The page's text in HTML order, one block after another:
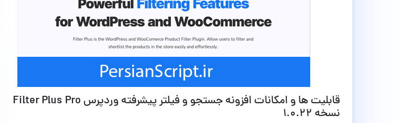
قابلیت ها و امکانات افزونه جستجو و فیلتر پیشرفته وردپرس Filter Plus Pro
نسخه 1.0.22